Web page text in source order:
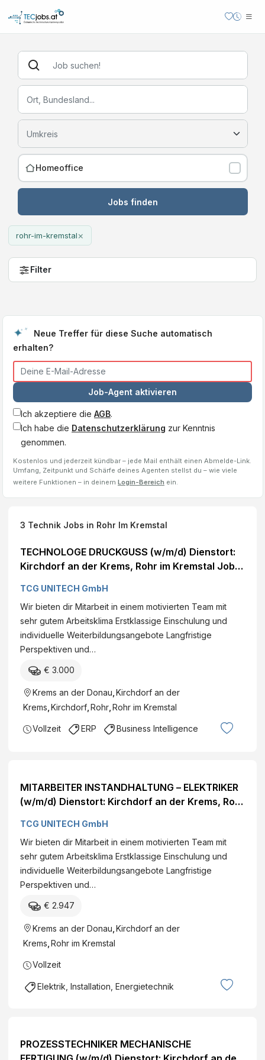
Homeoffice
Jobs finden
rohr-im-kremstal×
Filter
Neue Treffer für diese Suche automatisch
erhalten?
Job-Agent aktivieren
Ich akzeptiere die AGB.
Ich habe die Datenschutzerklärung zur Kenntnis
genommen.
Kostenlos und jederzeit kündbar – jede Mail enthält einen Abmelde-Link.
Umfang, Zeitpunkt und Schärfe deines Agenten stellst du – wie viele
weitere Funktionen – in deinem Login-Bereich ein.
3 Technik Jobs in Rohr Im Kremstal
TECHNOLOGE DRUCKGUSS (w/m/d) Dienstort:
Kirchdorf an der Krems, Rohr im Kremstal Job
TCG UNITECH GmbH
Wir bieten dir Mitarbeit in einem motivierten Team mit
sehr gutem Arbeitsklima Erstklassige Einschulung und
individuelle Weiterbildungsangebote Langfristige
Perspektiven und…
€ 3.000
Krems an der Donau Kirchdorf an der
Krems Kirchdorf Rohr Rohr im Kremstal
Vollzeit ERP Business Intelligence
MITARBEITER INSTANDHALTUNG – ELEKTRIKER
(w/m/d) Dienstort: Kirchdorf an der Krems, Rohr
TCG UNITECH GmbH
Wir bieten dir Mitarbeit in einem motivierten Team mit
sehr gutem Arbeitsklima Erstklassige Einschulung und
individuelle Weiterbildungsangebote Langfristige
Perspektiven und…
€ 2.947
Krems an der Donau Kirchdorf an der
Krems Rohr im Kremstal
Vollzeit
Elektrik, Installation, Energietechnik
PROZESSTECHNIKER MECHANISCHE